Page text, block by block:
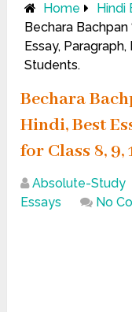
Home
Hindi
Bechara Bachpan
Essay,
Students.
Bechara
Hindi, Best
for Class 8, 9,
Absolute-Study
Essays
No